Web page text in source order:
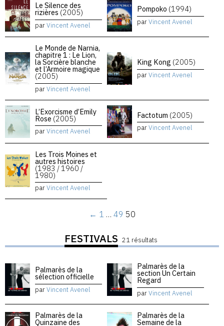
Le Silence des
rizières (2005)
parVincent Avenel
Pompoko (1994)
parVincent Avenel
Le Monde de Narnia,
chapitre 1 : Le Lion,
la Sorcière blanche
et l’Armoire magique
(2005)
parVincent Avenel
King Kong (2005)
parVincent Avenel
L’Exorcisme d’Emily
Rose (2005)
parVincent Avenel
Factotum (2005)
parVincent Avenel
Les Trois Moines et
autres histoires
(1983 / 1960 /
1980)
parVincent Avenel
← 1 … 49 50
FESTIVALS 21 résultats
Palmarès de la
sélection officielle
parVincent Avenel
Palmarès de la
section Un Certain
Regard
parVincent Avenel
Palmarès de la
Quinzaine des
Palmarès de la
Semaine de la